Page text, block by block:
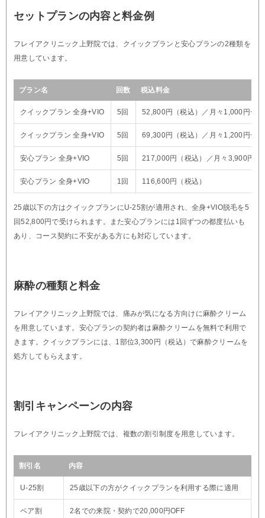
セットプランの内容と料金例
フレイアクリニック上野院では、クイックプランと安心プランの2種類を
用意しています。
プラン名 回数 税込料金
クイックプラン 全身+VIO 5回 52,800円（税込）／月々1,000円〜
クイックプラン 全身+VIO 5回 69,300円（税込）／月々1,200円〜
安心プラン 全身+VIO 5回 217,000円（税込）／月々3,900円〜
安心プラン 全身+VIO 1回 116,600円（税込）
25歳以下の方はクイックプランにU-25割が適用され、全身+VIO脱毛を5
回52,800円で受けられます。また安心プランには1回ずつの都度払いも
あり、コース契約に不安がある方にも対応しています。
麻酔の種類と料金
フレイアクリニック上野院では、痛みが気になる方向けに麻酔クリーム
を用意しています。安心プランの契約者は麻酔クリームを無料で利用で
きます。クイックプランには、1部位3,300円（税込）で麻酔クリームを
処方してもらえます。
割引キャンペーンの内容
フレイアクリニック上野院では、複数の割引制度を用意しています。
割引名 内容
U-25割 25歳以下の方がクイックプランを利用する際に適用
ペア割 2名での来院・契約で20,000円OFF